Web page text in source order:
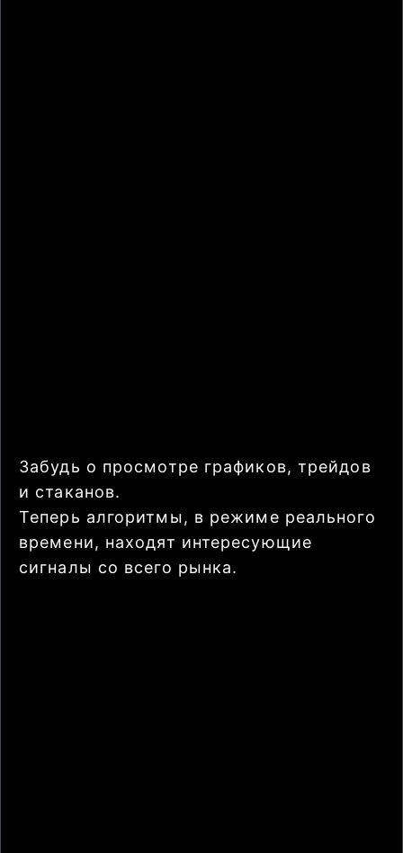
Забудь о просмотре графиков, трейдов
и стаканов.
Теперь алгоритмы, в режиме реального
времени, находят интересующие
сигналы со всего рынка.